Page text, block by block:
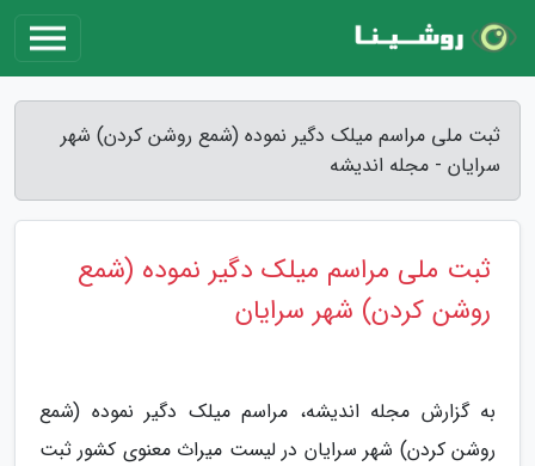
ثبت ملی مراسم میلک دگیر نموده (شمع روشن کردن) شهر
سرایان - مجله اندیشه
ثبت ملی مراسم میلک دگیر نموده (شمع
روشن کردن) شهر سرایان
به گزارش مجله اندیشه، مراسم میلک دگیر نموده (شمع
روشن کردن) شهر سرایان در لیست میراث معنوی کشور ثبت